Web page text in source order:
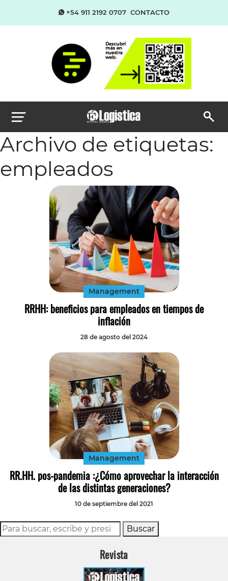
+54 911 2192 0707 CONTACTO
Archivo de etiquetas:
empleados
Management
RRHH: beneficios para empleados en tiempos de
inflación
28 de agosto del 2024
Management
RR.HH. pos-pandemia :¿Cómo aprovechar la interacción
de las distintas generaciones?
10 de septiembre del 2021
Buscar
Revista